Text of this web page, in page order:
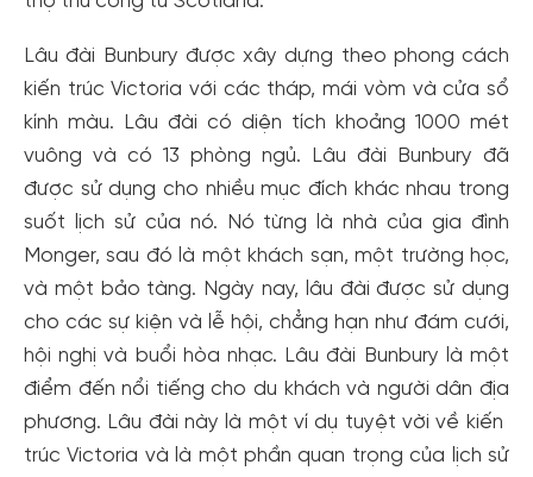
Lâu đài Bunbury được xây dựng theo phong cách
kiến ​​trúc Victoria với các tháp, mái vòm và cửa sổ
kính màu. Lâu đài có diện tích khoảng 1000 mét
vuông và có 13 phòng ngủ. Lâu đài Bunbury đã
được sử dụng cho nhiều mục đích khác nhau trong
suốt lịch sử của nó. Nó từng là nhà của gia đình
Monger, sau đó là một khách sạn, một trường học,
và một bảo tàng. Ngày nay, lâu đài được sử dụng
cho các sự kiện và lễ hội, chẳng hạn như đám cưới,
hội nghị và buổi hòa nhạc. Lâu đài Bunbury là một
điểm đến nổi tiếng cho du khách và người dân địa
phương. Lâu đài này là một ví dụ tuyệt vời về kiến ​​
trúc Victoria và là một phần quan trọng của lịch sử